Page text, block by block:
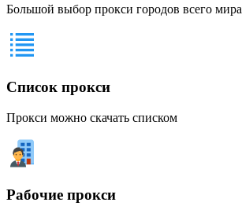
Большой выбор прокси городов всего мира
Список прокси
Прокси можно скачать списком
Рабочие прокси